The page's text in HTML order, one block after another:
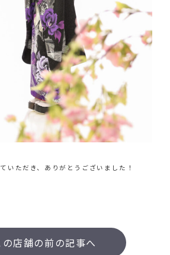
いただき、ありがとうございました！
の店舗の前の記事へ